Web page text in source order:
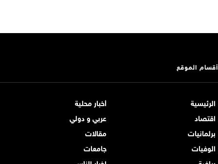
أقسام الموقع
الرئيسية
أخبار محلية
اقتصاد
عربي و دولي
برلمانيات
مقالات
الوفيات
جامعات